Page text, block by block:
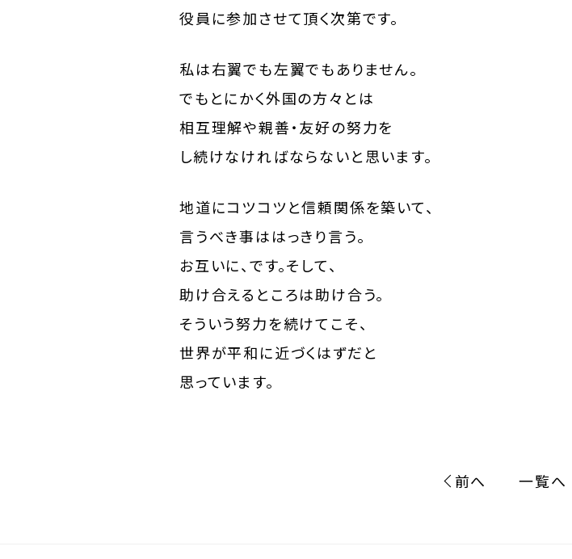
役員に参加させて頂く次第です。
私は右翼でも左翼でもありません。
でもとにかく外国の方々とは
相互理解や親善・友好の努力を
し続けなければならないと思います。
地道にコツコツと信頼関係を築いて、
言うべき事ははっきり言う。
お互いに、です。そして、
助け合えるところは助け合う。
そういう努力を続けてこそ、
世界が平和に近づくはずだと
思っています。
前へ 一覧へ